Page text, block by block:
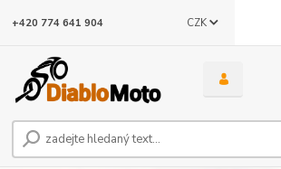
CZK
+420 774 641 904